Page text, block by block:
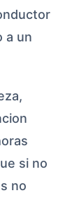
a un
si no
no